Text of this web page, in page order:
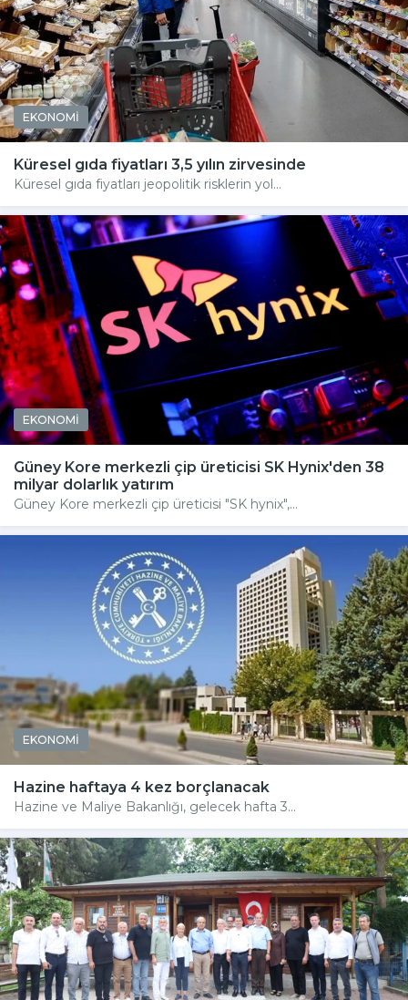
EKONOMİ
Küresel gıda fiyatları 3,5 yılın zirvesinde
Küresel gıda fiyatları jeopolitik risklerin yol...
EKONOMİ
Güney Kore merkezli çip üreticisi SK Hynix'den 38
milyar dolarlık yatırım
Güney Kore merkezli çip üreticisi "SK hynix",...
EKONOMİ
Hazine haftaya 4 kez borçlanacak
Hazine ve Maliye Bakanlığı, gelecek hafta 3...